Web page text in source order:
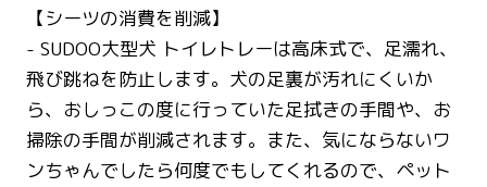
【シーツの消費を削減】
- SUDOO大型犬 トイレトレーは高床式で、足濡れ、
飛び跳ねを防止します。犬の足裏が汚れにくいか
ら、おしっこの度に行っていた足拭きの手間や、お
掃除の手間が削減されます。また、気にならないワ
ンちゃんでしたら何度でもしてくれるので、ペット